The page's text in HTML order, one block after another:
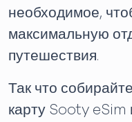
необходимое,
максимальную
путешествия.
Так что
карту Sooty eSim